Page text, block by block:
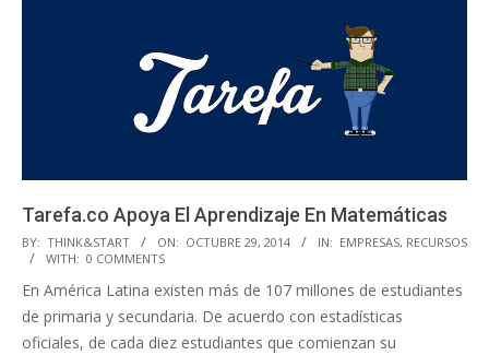
Tarefa.co Apoya El Aprendizaje En Matemáticas
2014-
10-
29
BY: THINK&START ON: OCTUBRE 29, 2014 IN: EMPRESAS, RECURSOS
WITH: 0 COMMENTS
En América Latina existen más de 107 millones de estudiantes
de primaria y secundaria. De acuerdo con estadísticas
oficiales, de cada diez estudiantes que comienzan su